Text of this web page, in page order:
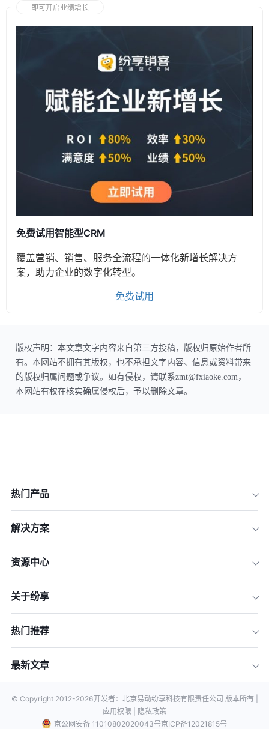
即可开启业绩增长
免费试用智能型CRM
覆盖营销、销售、服务全流程的一体化新增长解决方
案，助力企业的数字化转型。
免费试用
版权声明：本文章文字内容来自第三方投稿，版权归原始作者所
有。本网站不拥有其版权，也不承担文字内容、信息或资料带来
的版权归属问题或争议。如有侵权，请联系zmt@fxiaoke.com，
本网站有权在核实确属侵权后，予以删除文章。
热门产品
解决方案
资源中心
关于纷享
热门推荐
最新文章
© Copyright 2012-2026开发者：北京易动纷享科技有限责任公司 版本所有 |
应用权限 |
隐私政策
京公网安备 11010802020043号京ICP备12021815号